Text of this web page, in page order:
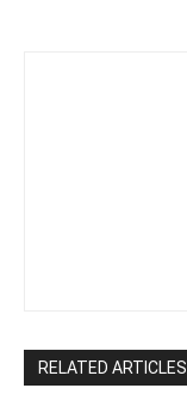
RELATED ARTICLES